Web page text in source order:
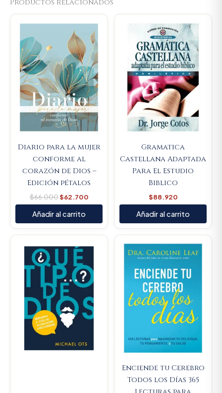
Productos relacionados
Diario para la mujer
conforme al
corazón de Dios –
Edición pétalos
$66.000
price
was:
$66.000.
$62.700
Current
price
is:
$62.700.
Añadir al carrito
Gramatica
Castellana Adaptada
Para El Estudio
Biblico
$88.920
Añadir al carrito
price
$59.800.
Current
price
$56.810.
Enciende tu Cerebro
Todos los Días 365
was:
Current
is: